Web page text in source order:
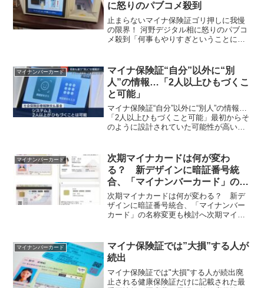
に怒りのパブコメ殺到
止まらないマイナ保険証ゴリ押しに我慢
の限界！ 河野デジタル相に怒りのパブコ
メ殺到「何事もやりすぎということにな
いて、河野デジタル相は11日の会見で、
そう言い放った。マ...
マイナンバーカード
マイナ保険証“自分”以外に“別
人”の情報…「2人以上ひもづくこ
と可能」
マイナ保険証“自分”以外に“別人”の情報…
「2人以上ひもづくこと可能」最初からそ
のように設計されていた可能性が高い。
臣は閣議後の会見で“謝罪”しました。 河
野太郎デジ...
マイナンバーカード
次期マイナカードは何が変わ
る？ 新デザインに暗証番号統
合、「マイナンバーカード」の名
称変更も検討へ
次期マイナカードは何が変わる？ 新デ
ザインに暗証番号統合、「マイナンバー
カード」の名称変更も検討へ次期マイナ
ナンバーカードの次期カードについて、
最終案をとりまとめた...
マイナンバーカード
マイナ保険証では”大損”する人が
続出
マイナ保険証では"大損"する人が続出廃
止される健康保険証だけに記載された最